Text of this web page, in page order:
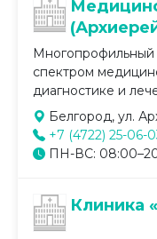
Многопрофильный
спектром
диагностике и
Белгород, ул.
+7 (4722) 25-06-
ПН-ВС:
Клиника